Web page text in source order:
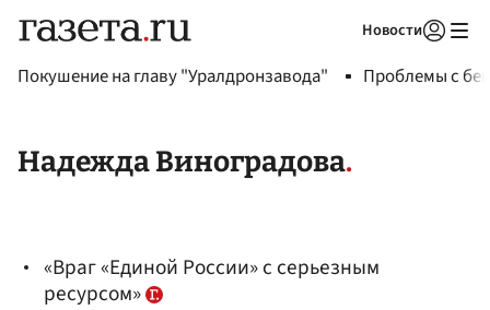
Новости
Покушение на главу "Уралдронзавода" Проблемы с
Надежда Виноградова
«Враг «Единой России» с серьезным
ресурсом»